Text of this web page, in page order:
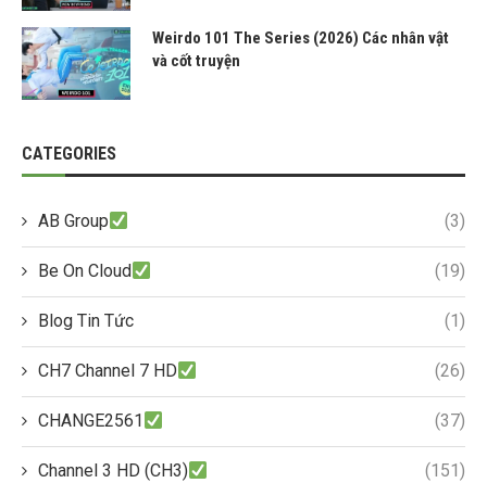
Weirdo 101 The Series (2026) Các nhân vật
và cốt truyện
CATEGORIES
AB Group (3)
Be On Cloud (19)
Blog Tin Tức (1)
CH7 Channel 7 HD (26)
CHANGE2561 (37)
Channel 3 HD (CH3) (151)